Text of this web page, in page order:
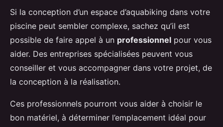
Si la conception d’un espace d’aquabiking dans votre
piscine peut sembler complexe, sachez qu’il est
possible de faire appel à un professionnel pour vous
aider. Des entreprises spécialisées peuvent vous
conseiller et vous accompagner dans votre projet, de
la conception à la réalisation.
Ces professionnels pourront vous aider à choisir le
bon matériel, à déterminer l’emplacement idéal pour